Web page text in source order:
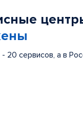
20 сервисов, а в